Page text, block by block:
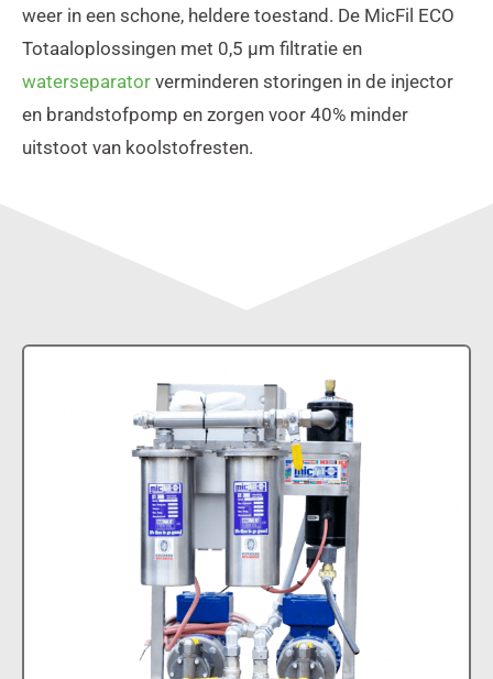
weer in een schone, heldere toestand. De MicFil ECO
Totaaloplossingen met 0,5 μm filtratie en
waterseparatorverminderen storingen in de injector
en brandstofpomp en zorgen voor 40% minder
uitstoot van koolstofresten.